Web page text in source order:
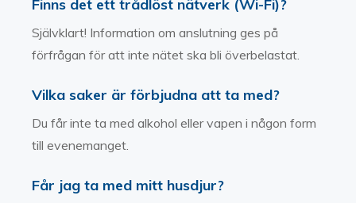
Finns det ett trådlöst nätverk (Wi-Fi)?
Självklart! Information om anslutning ges på
förfrågan för att inte nätet ska bli överbelastat.
Vilka saker är förbjudna att ta med?
Du får inte ta med alkohol eller vapen i någon form
till evenemanget.
Får jag ta med mitt husdjur?